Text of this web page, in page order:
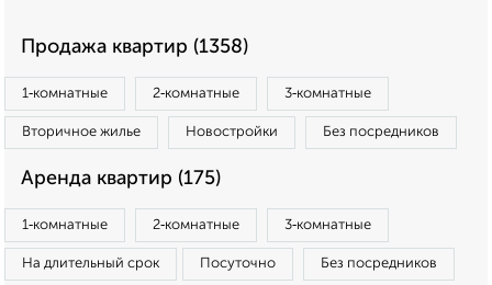
Продажа квартир (1358)
1‑комнатные 2‑комнатные 3‑комнатные
Вторичное жилье Новостройки Без посредников
Аренда квартир (175)
1‑комнатные 2‑комнатные 3‑комнатные
На длительный срок Посуточно Без посредников